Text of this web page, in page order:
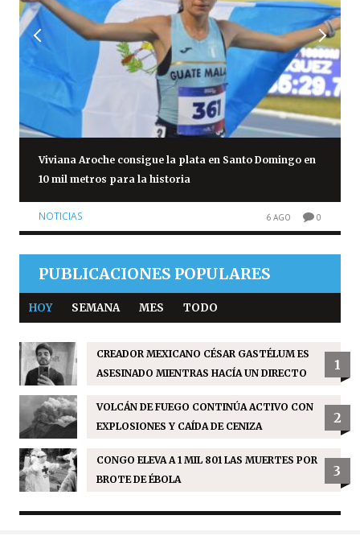
Viviana Aroche consigue la plata en Santo Domingo en
10 mil metros para la historia
NOTICIAS 6 AGO 0
PUBLICACIONES POPULARES
HOY SEMANA MES TODO
CREADOR MEXICANO CÉSAR GASTÉLUM ES
ASESINADO MIENTRAS HACÍA UN DIRECTO
1
VOLCÁN DE FUEGO CONTINÚA ACTIVO CON
EXPLOSIONES Y CAÍDA DE CENIZA
2
CONGO ELEVA A 1 MIL 801 LAS MUERTES POR
BROTE DE ÉBOLA
3